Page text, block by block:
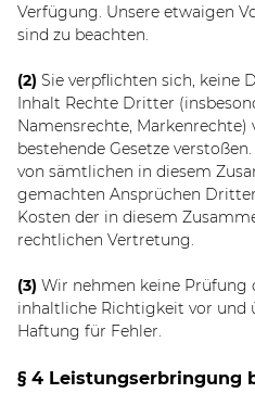
Verfügung. Unsere etwaigen
sind zu beachten.
(2) Sie verpflichten sich, keine
Inhalt Rechte Dritter
Namensrechte, Markenrechte)
bestehende Gesetze
von sämtlichen in diesem
gemachten Ansprüchen
Kosten der in diesem
rechtlichen Vertretung.
(3) Wir nehmen keine
inhaltliche Richtigkeit vor und
Haftung für Fehler.
§ 4 Leistungserbringung